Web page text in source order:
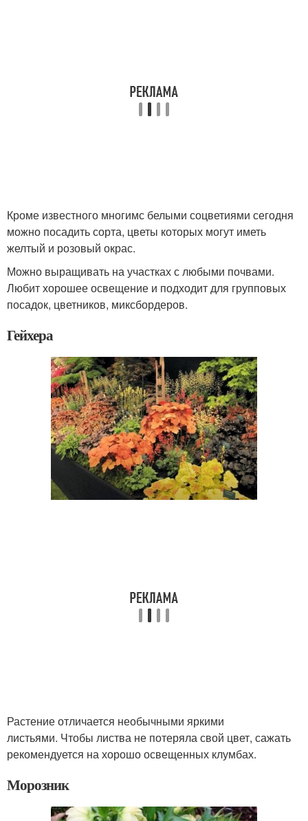
Кроме известного многимс белыми соцветиями сегодня
можно посадить сорта, цветы которых могут иметь
желтый и розовый окрас.
Можно выращивать на участках с любыми почвами.
Любит хорошее освещение и подходит для групповых
посадок, цветников, миксбордеров.
Гейхера
Растение отличается необычными яркими
листьями. Чтобы листва не потеряла свой цвет, сажать
рекомендуется на хорошо освещенных клумбах.
Морозник